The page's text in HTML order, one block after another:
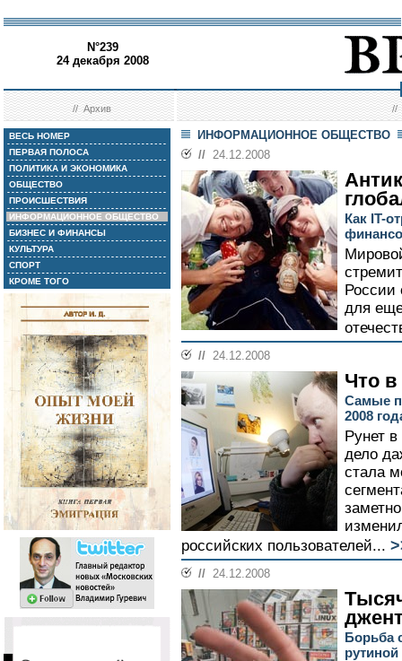
N°239
24 декабря 2008
//Архив //
ВЕСЬ НОМЕР
ПЕРВАЯ ПОЛОСА
ПОЛИТИКА И ЭКОНОМИКА
ОБЩЕСТВО
ПРОИСШЕСТВИЯ
ИНФОРМАЦИОННОЕ ОБЩЕСТВО
БИЗНЕС И ФИНАНСЫ
КУЛЬТУРА
СПОРТ
КРОМЕ ТОГО
ИНФОРМАЦИОННОЕ ОБЩЕСТВО
// 24.12.2008
Как IT-
России
для
// 24.12.2008
Что
Самые
2008
Рунет
дело
стала
российских пользователей...
// 24.12.2008
Борьба